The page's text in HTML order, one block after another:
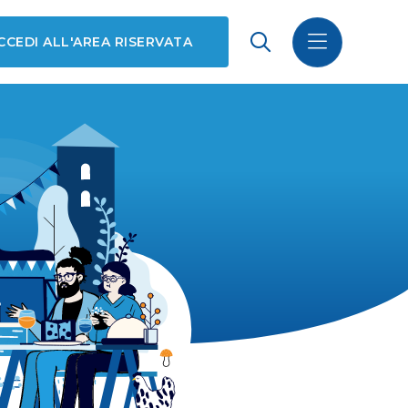
ALL'AREA RISERVATA